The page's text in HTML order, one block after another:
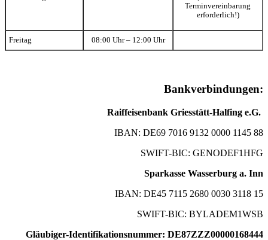
Terminvereinbarung
erforderlich!)
Freitag 08:00 Uhr – 12:00 Uhr
Bankverbindungen:
Raiffeisenbank Griesstätt-Halfing e.G.
IBAN: DE69 7016 9132 0000 1145 88
SWIFT-BIC: GENODEF1HFG
Sparkasse Wasserburg a. Inn
IBAN: DE45 7115 2680 0030 3118 15
SWIFT-BIC: BYLADEM1WSB
Gläubiger-Identifikationsnummer: DE87ZZZ00000168444